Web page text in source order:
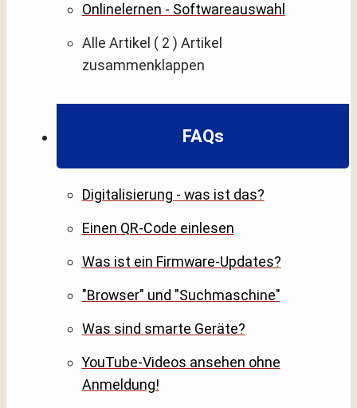
Onlinelernen - Softwareauswahl
Alle Artikel ( 2 ) Artikel
zusammenklappen
FAQs
Digitalisierung - was ist das?
Einen QR-Code einlesen
Was ist ein Firmware-Updates?
"Browser" und "Suchmaschine"
Was sind smarte Geräte?
YouTube-Videos ansehen ohne
Anmeldung!